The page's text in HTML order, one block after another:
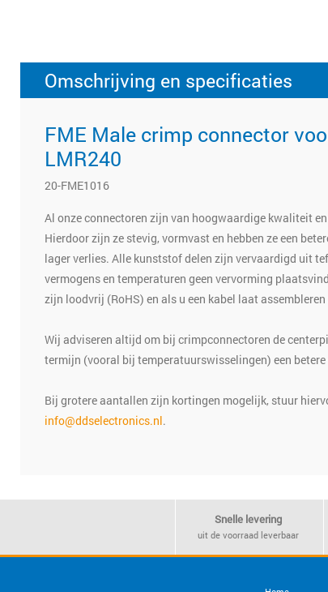
Omschrijving en specificaties
FME Male crimp connector
LMR240
20-FME1016
Al onze connectoren zijn van hoogwaardige kwaliteit
Hierdoor zijn ze stevig, vormvast en hebben ze een
lager verlies. Alle kunststof delen zijn vervaardigd uit
vermogens en temperaturen geen vervorming
zijn loodvrij (RoHS) en als u een kabel laat
Wij adviseren altijd om bij crimpconnectoren de
termijn (vooral bij temperatuurswisselingen) een
Bij grotere aantallen zijn kortingen mogelijk, stuur
info@ddselectronics.nl.
Snelle levering
uit de voorraad leverbaar